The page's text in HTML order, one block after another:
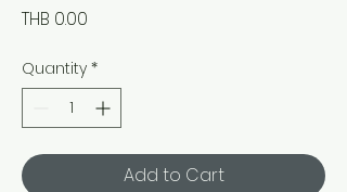
THB 0.00
Quantity *
Add to Cart